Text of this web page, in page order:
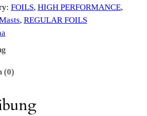
FOILS, HIGH PERFORMANCE ,
, REGULAR FOILS
(0)